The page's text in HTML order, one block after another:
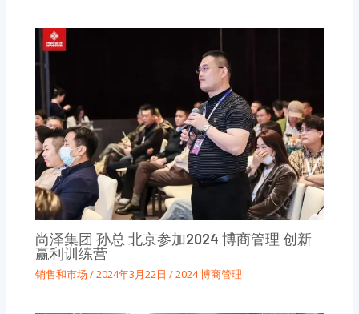
尚泽集团 孙总 北京参加2024 博商管理 创新
赢利训练营
销售和市场 /2024年3月22日/2024 博商管理